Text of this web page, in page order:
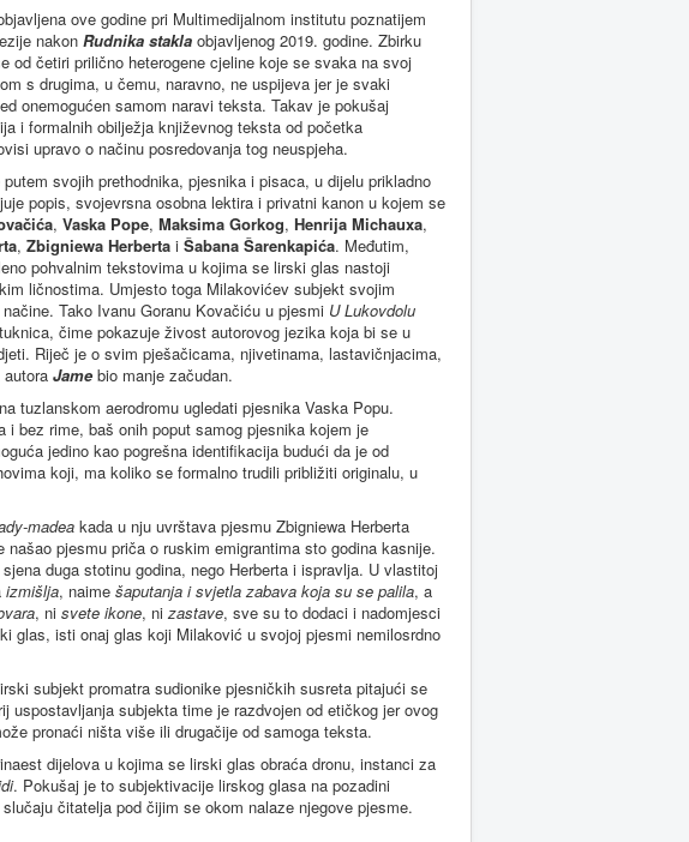
ove godine pri Multimedijalnom institutu poznatijem
nakon Rudnika stakla objavljenog 2019. godine. Zbirku
od četiri prilično heterogene cjeline koje se svaka na svoj
s drugima, u čemu, naravno, ne uspijeva jer je svaki
onemogućen samom naravi teksta. Takav je pokušaj
i formalnih obilježja književnog teksta od početka
upravo o načinu posredovanja tog neuspjeha.
svojih prethodnika, pjesnika i pisaca, u dijelu prikladno
popis, svojevrsna osobna lektira i privatni kanon u kojem se
, Vaska Pope, Maksima Gorkog, Henrija Michauxa,
, Zbigniewa Herberta i Šabana Šarenkapića. Međutim,
pohvalnim tekstovima u kojima se lirski glas nastoji
ličnostima. Umjesto toga Milakovićev subjekt svojim
Tako Ivanu Goranu Kovačiću u pjesmi U Lukovdolu
čime pokazuje živost autorovog jezika koja bi se u
Riječ je o svim pješačicama, njivetinama, lastavičnjacima,
Jame bio manje začudan.
tuzlanskom aerodromu ugledati pjesnika Vaska Popu.
bez rime, baš onih poput samog pjesnika kojem je
jedino kao pogrešna identifikacija budući da je od
koji, ma koliko se formalno trudili približiti originalu, u
madea kada u nju uvrštava pjesmu Zbigniewa Herberta
pjesmu priča o ruskim emigrantima sto godina kasnije.
duga stotinu godina, nego Herberta i ispravlja. U vlastitoj
izmišlja, naime šaputanja i svjetla zabava koja su se palila, a
, ni svete ikone, nizastave, sve su to dodaci i nadomjesci
glas, isti onaj glas koji Milaković u svojoj pjesmi nemilosrdno
subjekt promatra sudionike pjesničkih susreta pitajući se
uspostavljanja subjekta time je razdvojen od etičkog jer ovog
pronaći ništa više ili drugačije od samoga teksta.
dijelova u kojima se lirski glas obraća dronu, instanci za
. Pokušaj je to subjektivacije lirskog glasa na pozadini
čitatelja pod čijim se okom nalaze njegove pjesme.